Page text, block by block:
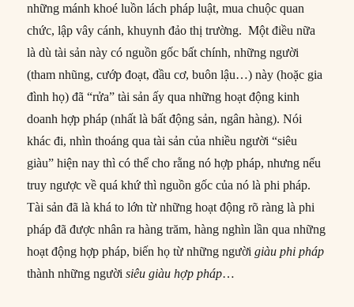
những mánh khoé luồn lách pháp luật, mua chuộc quan
chức, lập vây cánh, khuynh đảo thị trường. Một điều nữa
là dù tài sản này có nguồn gốc bất chính, những người
(tham nhũng, cướp đoạt, đầu cơ, buôn lậu…) này (hoặc gia
đình họ) đã “rửa” tài sản ấy qua những hoạt động kinh
doanh hợp pháp (nhất là bất động sản, ngân hàng). Nói
khác đi, nhìn thoáng qua tài sản của nhiều người “siêu
giàu” hiện nay thì có thể cho rằng nó hợp pháp, nhưng nếu
truy ngược về quá khứ thì nguồn gốc của nó là phi pháp.
Tài sản đã là khá to lớn từ những hoạt động rõ ràng là phi
pháp đã được nhân ra hàng trăm, hàng nghìn lần qua những
hoạt động hợp pháp, biến họ từ những ngườigiàu phi pháp
thành những ngườisiêu giàu hợp pháp…